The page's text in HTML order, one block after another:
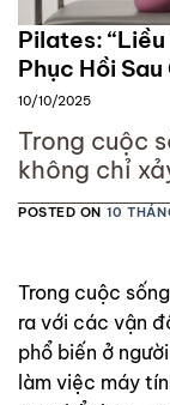
Pilates:
Phục Hồi
10/10/2025
Trong cuộc
không chỉ
chuyên
bình thường.
các tai nạn
khiến
POSTED ON 10
Trong cuộc
ra với các vận
phổ biến ở
làm việc máy